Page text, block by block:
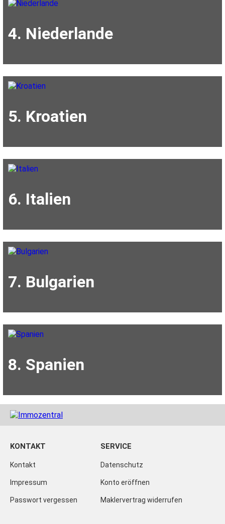
4. Niederlande
5. Kroatien
6. Italien
7. Bulgarien
8. Spanien
KONTAKT
Kontakt
Impressum
Passwort vergessen
SERVICE
Datenschutz
Konto eröffnen
Maklervertrag widerrufen